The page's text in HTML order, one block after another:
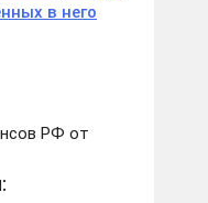
в него
РФ от